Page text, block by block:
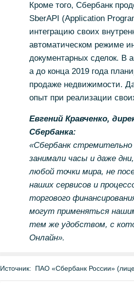
Кроме того, Сбербанк
SberAPI (Application
интеграцию своих
автоматическом режиме
документарных сделок. В
а до конца 2019 года
продаже недвижимости.
опыт при реализации
Евгений Кравченко,
Сбербанка:
«Сбербанк
занимали часы и даже
любой точки мира, не
наших сервисов и
торгового
могут применяться
тем же удобством, с
Онлайн».
Источник: ПАО «Сбербанк России»